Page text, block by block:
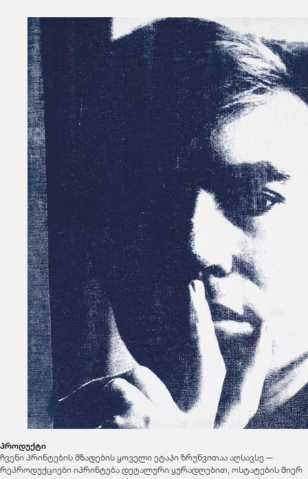
პროდუქტი
ჩვენი პრინტების მზადების ყოველი ეტაპი ზრუნვითაა აღსავსე —
რეპროდუქციები იპრინტება დეტალური ყურადღებით, ოსტატების მიერ